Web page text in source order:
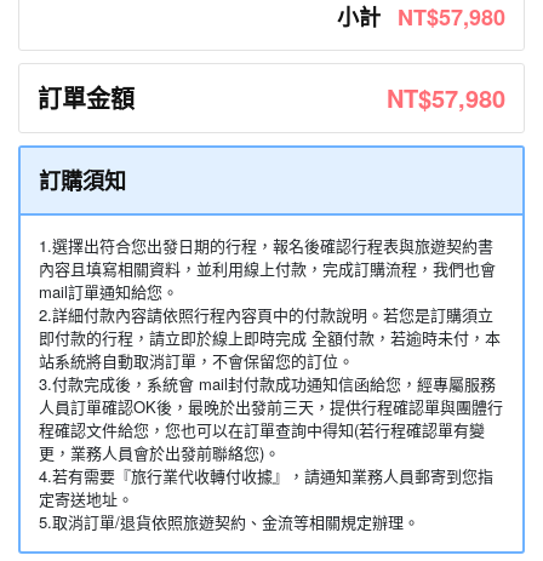
小計 NT$57,980
訂單金額 NT$57,980
訂購須知
1.選擇出符合您出發日期的行程，報名後確認行程表與旅遊契約書
內容且填寫相關資料，並利用線上付款，完成訂購流程，我們也會
mail訂單通知給您。
2.詳細付款內容請依照行程內容頁中的付款說明。若您是訂購須立
即付款的行程，請立即於線上即時完成 全額付款，若逾時未付，本
站系統將自動取消訂單，不會保留您的訂位。
3.付款完成後，系統會 mail封付款成功通知信函給您，經專屬服務
人員訂單確認OK後，最晚於出發前三天，提供行程確認單與團體行
程確認文件給您，您也可以在訂單查詢中得知(若行程確認單有變
更，業務人員會於出發前聯絡您)。
4.若有需要『旅行業代收轉付收據』，請通知業務人員郵寄到您指
定寄送地址。
5.取消訂單/退貨依照旅遊契約、金流等相關規定辦理。